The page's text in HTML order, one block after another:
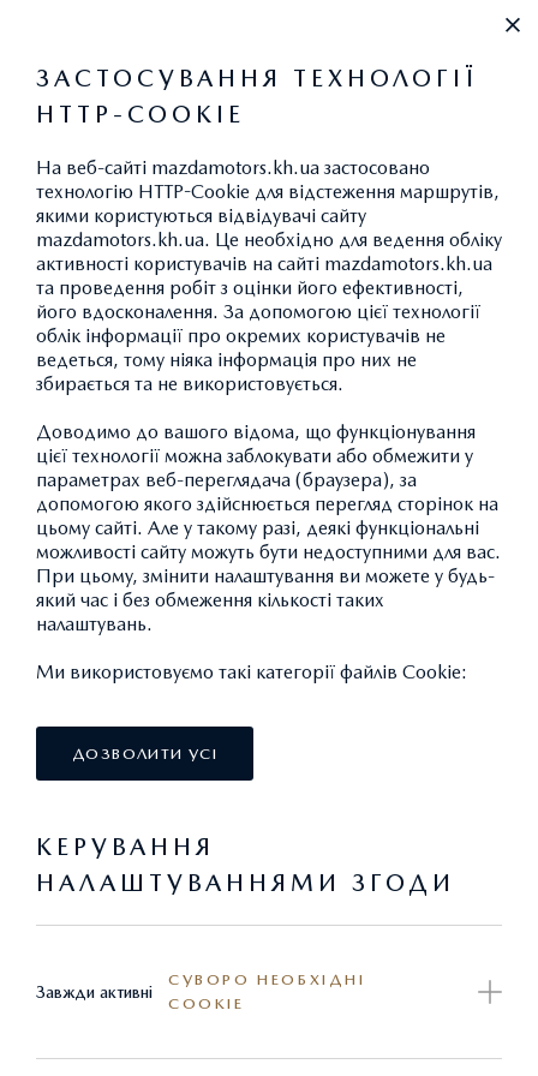
ВАКАНСІЇ
ВАКАНСІЇ
ВАКАНСІЇ
Я ХОЧУ:
КОРИСНО ЗНАТИ:
ЗАСТОСУВАННЯ ТЕХНОЛОГІЇ
HTTP-COOKIE
На веб-сайті mazdamotors.kh.ua застосовано
технологію HTTP-Cookie для відстеження маршрутів,
якими користуються відвідувачі сайту
mazdamotors.kh.ua. Це необхідно для ведення обліку
активності користувачів на сайті mazdamotors.kh.ua
та проведення робіт з оцінки його ефективності,
його вдосконалення. За допомогою цієї технології
облік інформації про окремих користувачів не
ведеться, тому ніяка інформація про них не
збирається та не використовується.
Доводимо до вашого відома, що функціонування
цієї технології можна заблокувати або обмежити у
параметрах веб-переглядача (браузера), за
допомогою якого здійснюється перегляд сторінок на
цьому сайті. Але у такому разі, деякі функціональні
можливості сайту можуть бути недоступними для вас.
При цьому, змінити налаштування ви можете у будь-
який час і без обмеження кількості таких
налаштувань.
Ми використовуємо такі категорії файлів Cookie:
ДОЗВОЛИТИ УСІ
КЕРУВАННЯ
НАЛАШТУВАННЯМИ ЗГОДИ
Завжди активні
СУВОРО НЕОБХІДНІ
COOKIE